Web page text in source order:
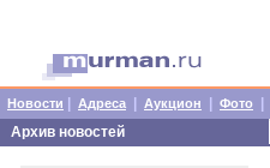
Новости Адреса Аукцион Фото
Архив новостей